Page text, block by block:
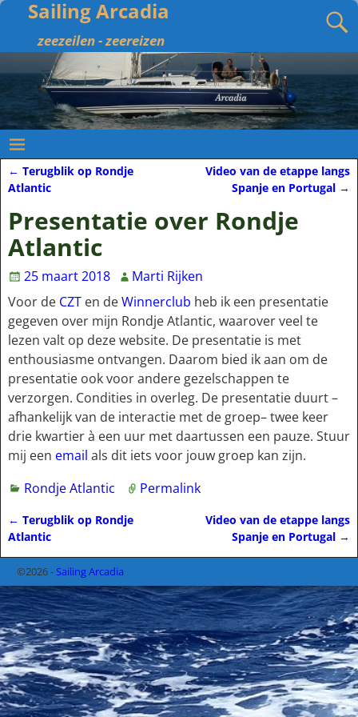
Sailing Arcadia
zeezeilen - zeereizen
Bericht navigatie
← Terugblik op Rondje
Atlantic
Video van de etappe langs
Spanje en Portugal →
Presentatie over Rondje
Atlantic
25 maart 2018
Marti Rijken
Voor de CZTen deWinnerclub heb ik een presentatie
gegeven over mijn Rondje Atlantic, waarover veel te
lezen valt op deze website. De presentatie is met
enthousiasme ontvangen. Daarom bied ik aan om de
presentatie ook voor andere gezelschappen te
verzorgen. Condities in overleg. De presentatie duurt –
afhankelijk van de interactie met de groep– twee keer
drie kwartier à een uur met daartussen een pauze. Stuur
mij een email als dit iets voor jouw groep kan zijn.
Rondje Atlantic
Permalink
Bericht navigatie
← Terugblik op Rondje
Atlantic
Video van de etappe langs
Spanje en Portugal →
©2026 -Sailing Arcadia